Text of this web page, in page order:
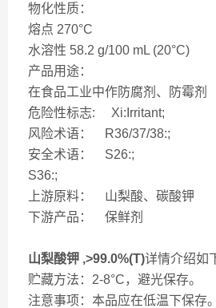
物化性质：
熔点 270°C
水溶性 58.2 g/100 mL (20°C)
产品用途：
在食品工业中作防腐剂、防霉剂
危险性标志: Xi:Irritant;
风险术语： R36/37/38:;
安全术语： S26:;
S36:;
上游原料： 山梨酸、碳酸钾
下游产品： 保鲜剂
山梨酸钾 ,>99.0%(T)详情介绍如
贮藏方法：2-8°C，避光保存。
注意事项：本品应在低温下保存。